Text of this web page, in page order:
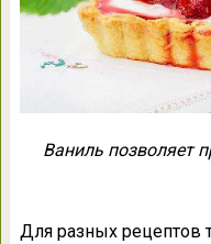
Ваниль позволяет
Для разных рецептов